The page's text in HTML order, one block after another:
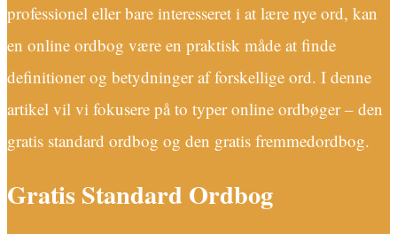
professionel eller bare interesseret i at lære nye ord, kan
en online ordbog være en praktisk måde at finde
definitioner og betydninger af forskellige ord. I denne
artikel vil vi fokusere på to typer online ordbøger – den
gratis standard ordbog og den gratis fremmedordbog.
Gratis Standard Ordbog